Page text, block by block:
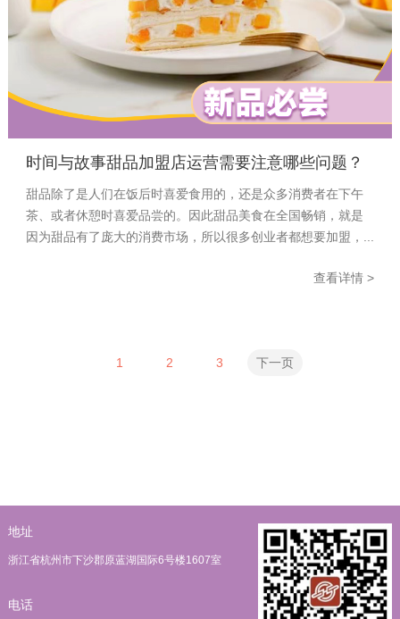
时间与故事甜品加盟店运营需要注意哪些问题？
甜品除了是人们在饭后时喜爱食用的，还是众多消费者在下午
茶、或者休憩时喜爱品尝的。因此甜品美食在全国畅销，就是
因为甜品有了庞大的消费市场，所以很多创业者都想要加盟，...
查看详情 >
1 2 3 下一页
地址
浙江省杭州市下沙郡原蓝湖国际6号楼1607室
电话